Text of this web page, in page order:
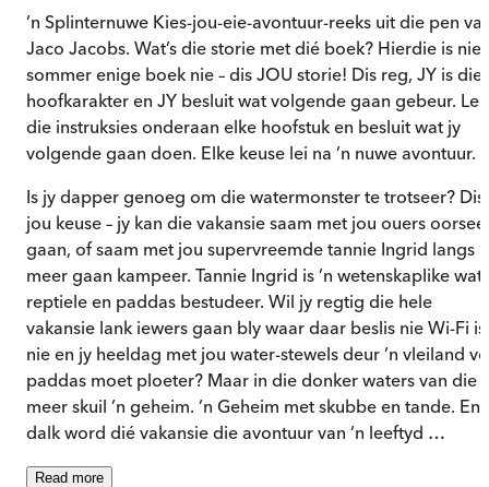
’n Splinternuwe Kies-jou-eie-avontuur-reeks uit die pen
Jaco Jacobs. Wat’s die storie met dié boek? Hierdie is nie
sommer enige boek nie – dis JOU storie! Dis reg, JY is die
hoofkarakter en JY besluit wat volgende gaan gebeur.
die instruksies onderaan elke hoofstuk en besluit wat jy
volgende gaan doen. Elke keuse lei na ’n nuwe avontuur.
Is jy dapper genoeg om die watermonster te trotseer? Dis
jou keuse – jy kan die vakansie saam met jou ouers oorsee
gaan, of saam met jou supervreemde tannie Ingrid langs
meer gaan kampeer. Tannie Ingrid is ’n wetenskaplike wat
reptiele en paddas bestudeer. Wil jy regtig die hele
vakansie lank iewers gaan bly waar daar beslis nie Wi-Fi is
nie en jy heeldag met jou water-stewels deur ’n vleiland
paddas moet ploeter? Maar in die donker waters van die
meer skuil ’n geheim. ’n Geheim met skubbe en tande. En
dalk word dié vakansie die avontuur van ’n leeftyd …
Read more